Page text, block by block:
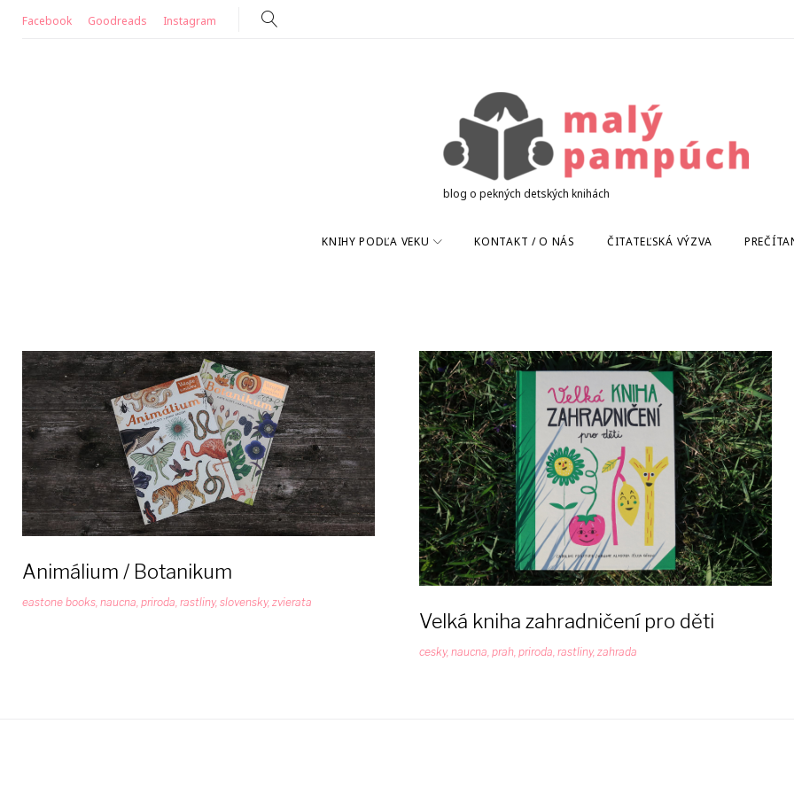
Facebook Goodreads Instagram
blog o pekných detských knihách
KNIHY PODĽA VEKU KONTAKT / O NÁS ČITATEĽSKÁ VÝZVA
Značka:
rastliny
Animálium / Botanikum
eastone books, naucna, priroda, rastliny, slovensky, zvierata
Velká kniha zahradničení pro děti
cesky, naucna, prah, priroda, rastliny, zahrada